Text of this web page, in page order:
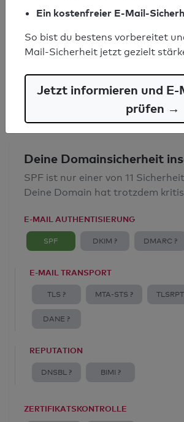
Syntaxprüfung: 0 Fehler
E-Mail-Spoofingschutz: Gut
Deine Domainsicherheit
SPF ist nur einer von 11
Deine Domain hat trotzdem
E-MAIL AUTHENTISIERUNG
SPF DKIM ? DMARC ?
E-MAIL TRANSPORT
TLS ? MTA-STS ?
DANE ?
REPUTATION
DNSBL ? BIMI ?
ZERTIFIKATSKONTROLLE
Ein kostenfreier E-Mail-
So bist du bestens vorbereitet
Mail-Sicherheit jetzt gezielt
Jetzt informieren und
prüfen →